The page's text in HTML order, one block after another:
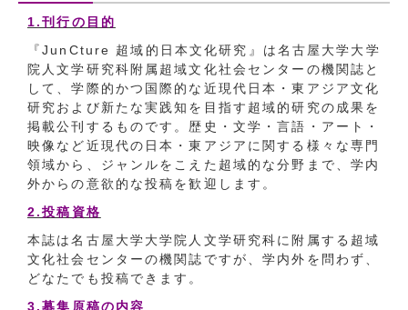
1.刊行の目的
『JunCture 超域的日本文化研究』は名古屋大学大学
院人文学研究科附属超域文化社会センターの機関誌と
して、学際的かつ国際的な近現代日本・東アジア文化
研究および新たな実践知を目指す超域的研究の成果を
掲載公刊するものです。歴史・文学・言語・アート・
映像など近現代の日本・東アジアに関する様々な専門
領域から、ジャンルをこえた超域的な分野まで、学内
外からの意欲的な投稿を歓迎します。
2.投稿資格
本誌は名古屋大学大学院人文学研究科に附属する超域
文化社会センターの機関誌ですが、学内外を問わず、
どなたでも投稿できます。
3.募集原稿の内容